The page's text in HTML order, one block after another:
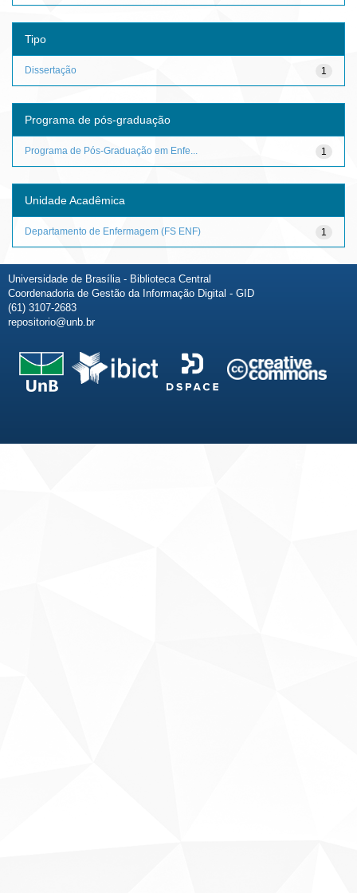
Tipo
1
Dissertação
Programa de pós-graduação
1
Programa de Pós-Graduação em Enfe...
Unidade Acadêmica
1
Departamento de Enfermagem (FS ENF)
Universidade de Brasília - Biblioteca Central
Coordenadoria de Gestão da Informação Digital - GID
(61) 3107-2683
repositorio@unb.br